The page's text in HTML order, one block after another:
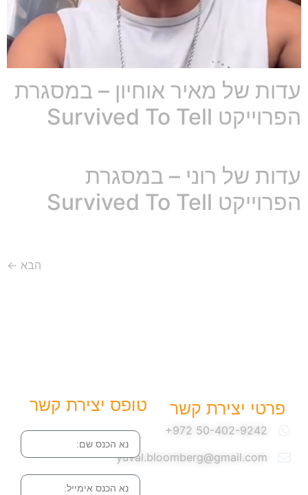
עדות של מאיר אוחיון – במסגרת
הפרוייקט Survived To Tell
עדות של רוני – במסגרת
הפרוייקט Survived To Tell
הבא ←
פרטי יצירת קשר
yuval.bloomberg@gmail.com
טופס יצירת קשר